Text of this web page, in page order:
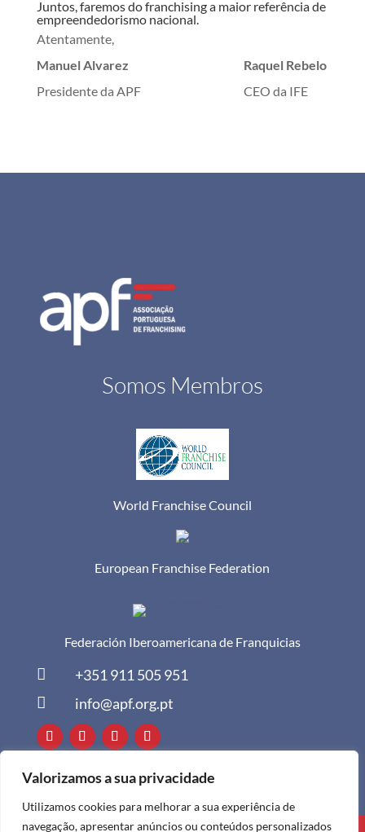
Valorizamos a sua privacidade
Utilizamos cookies para melhorar a sua experiência de
navegação, apresentar anúncios ou conteúdos personalizados
Juntos, faremos do franchising a maior referência de
empreendedorismo nacional.
Atentamente,
Manuel Alvarez
Raquel Rebelo
Presidente da APF CEO da IFE
Somos Membros
World Franchise Council
European Franchise Federation
Federación Iberoamericana de Franquicias
 +351 911 505 951
 info@apf.org.pt